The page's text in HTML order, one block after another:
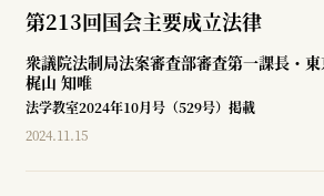
第213回国会主要成立法律
衆議院法制局法案審査部審査第一課長・
梶山 知唯
法学教室2024年10月号（529号）掲載
2024.11.15